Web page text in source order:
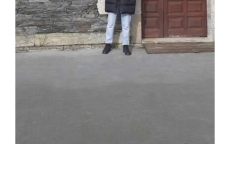
CONTACTO